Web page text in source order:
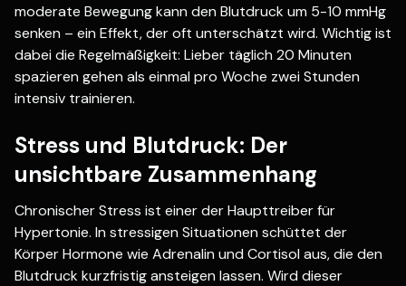
moderate Bewegung kann den Blutdruck um 5-10 mmHg
senken – ein Effekt, der oft unterschätzt wird. Wichtig ist
dabei die Regelmäßigkeit: Lieber täglich 20 Minuten
spazieren gehen als einmal pro Woche zwei Stunden
intensiv trainieren.
Stress und Blutdruck: Der
unsichtbare Zusammenhang
Chronischer Stress ist einer der Haupttreiber für
Hypertonie. In stressigen Situationen schüttet der
Körper Hormone wie Adrenalin und Cortisol aus, die den
Blutdruck kurzfristig ansteigen lassen. Wird dieser